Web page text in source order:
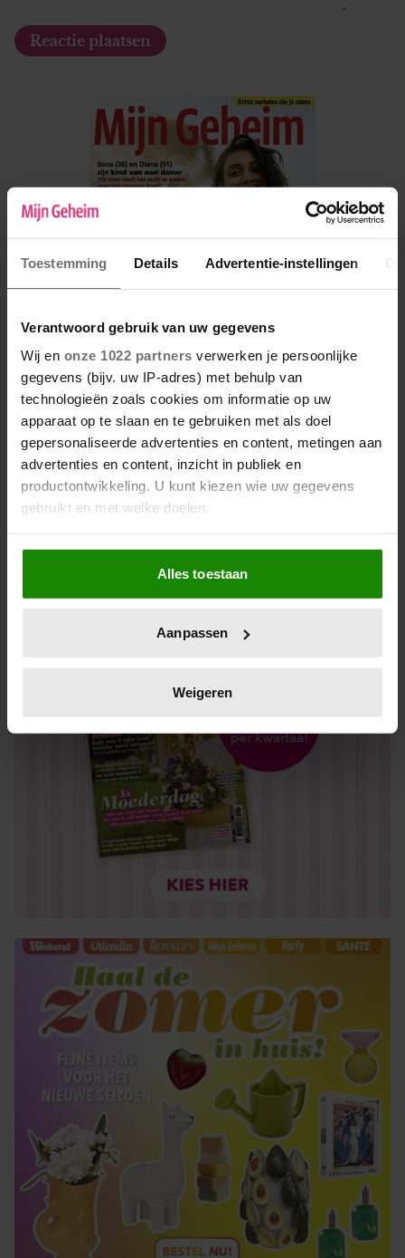
Toestemming Details Advertentie-instellingen
Verantwoord gebruik van uw gegevens
Wij en onze 1022 partners verwerken je persoonlijke
gegevens (bijv. uw IP-adres) met behulp van
technologieën zoals cookies om informatie op uw
apparaat op te slaan en te gebruiken met als doel
gepersonaliseerde advertenties en content, metingen aan
advertenties en content, inzicht in publiek en
productontwikkeling. U kunt kiezen wie uw gegevens
gebruikt en met welke doelen.
Als u het toestaat, willen we ook graag:
Informatie verzamelen over uw geografische locatie,
die tot een paar meter nauwkeurig kan zijn
op specifieke eigenschappen (fingerprinting)
verwerkt en stel uw voorkeuren in het
intrekken in de Cookieverklaring.
We gebruiken cookies om content en advertenties te
personaliseren, om functies voor social media te bieden
en om ons websiteverkeer te analyseren. Ook delen we
informatie over uw gebruik van onze site met onze
partners voor social media, adverteren en analyse. Deze
partners kunnen deze gegevens combineren met andere
gaat akkoord met onze cookies als u onze website blijft
gebruiken.
Alles toestaan
Aanpassen
Weigeren
De nieuwe Mijn Geheim ligt nu in de winkel
Abonneren
Digitaal lezen
Los kopen